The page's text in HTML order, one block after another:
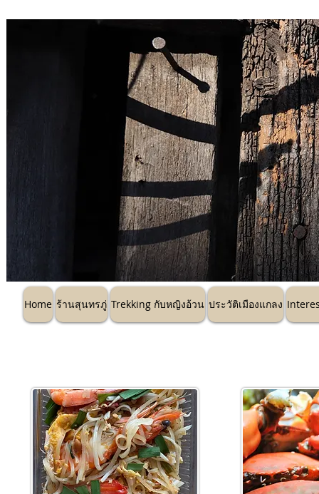
ร้านสุนทรภู่ Trekking กับห
Home ร้านสุนทรภู่ Trekking กับหญิงอ้วน ประวัติเมืองแกลง